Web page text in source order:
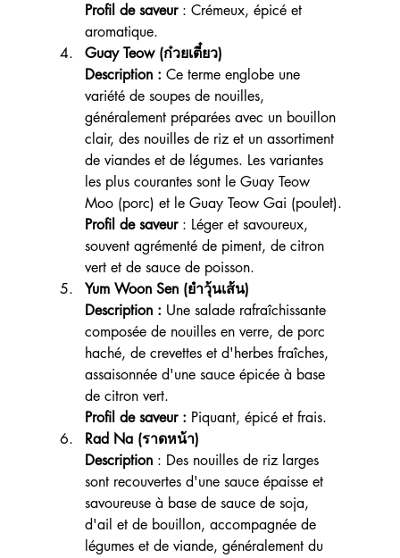
Profil de saveur : Crémeux, épicé et
aromatique.
Guay Teow (ก๋วยเตี๋ยว)
Description : Ce terme englobe une
variété de soupes de nouilles,
généralement préparées avec un bouillon
clair, des nouilles de riz et un assortiment
de viandes et de légumes. Les variantes
les plus courantes sont le Guay Teow
Moo (porc) et le Guay Teow Gai (poulet).
Profil de saveur : Léger et savoureux,
souvent agrémenté de piment, de citron
vert et de sauce de poisson.
Yum Woon Sen (ยำวุ้นเส้น)
Description : Une salade rafraîchissante
composée de nouilles en verre, de porc
haché, de crevettes et d'herbes fraîches,
assaisonnée d'une sauce épicée à base
de citron vert.
Profil de saveur : Piquant, épicé et frais.
Rad Na (ราดหน้า)
Description : Des nouilles de riz larges
sont recouvertes d'une sauce épaisse et
savoureuse à base de sauce de soja,
d'ail et de bouillon, accompagnée de
légumes et de viande, généralement du